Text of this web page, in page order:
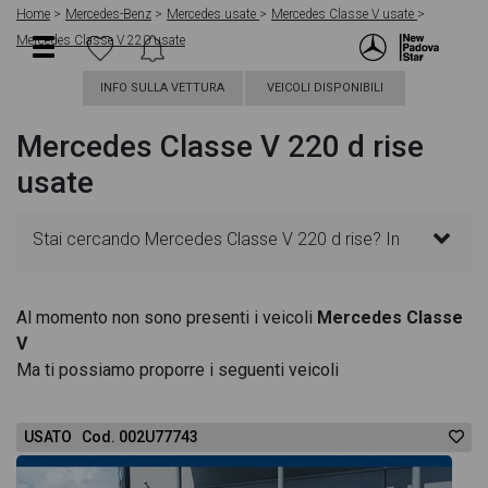
Home Mercedes-Benz Mercedes usate
Mercedes Classe V usate
Mercedes Classe V 220 usate
INFO SULLA VETTURA VEICOLI DISPONIBILI
Mercedes Classe V 220 d rise
usate
Stai cercando Mercedes Classe V 220 d rise? In
modo da aiutarti a scegliere quella più adatta alle
Al momento non sono presenti i veicoli Mercedes Classe
V
Ma ti possiamo proporre i seguenti veicoli
USATO Cod. 002U77743